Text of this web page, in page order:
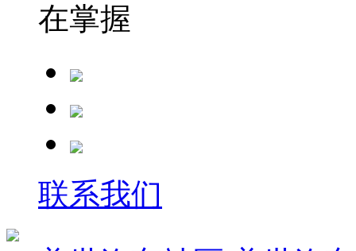
在掌握
联系我们